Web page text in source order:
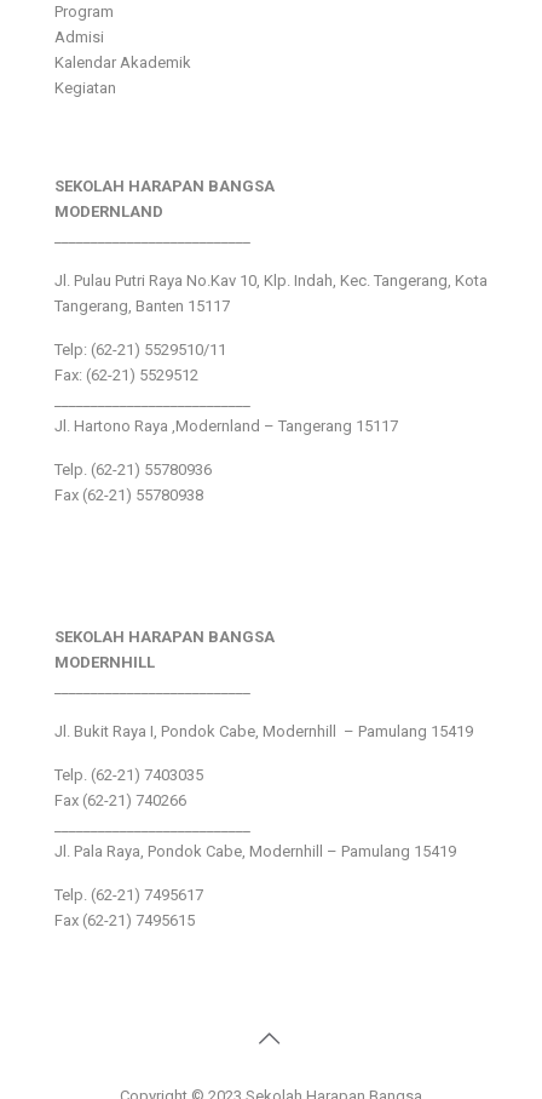
Program
Admisi
Kalendar Akademik
Kegiatan
SEKOLAH HARAPAN BANGSA
MODERNLAND
Jl. Pulau Putri Raya No.Kav 10, Klp. Indah, Kec. Tangerang, Kota
Tangerang, Banten 15117
Telp: (62-21) 5529510/11
Fax: (62-21) 5529512
Jl. Hartono Raya ,Modernland – Tangerang 15117
Telp. (62-21) 55780936
Fax (62-21) 55780938
SEKOLAH HARAPAN BANGSA
MODERNHILL
Jl. Bukit Raya I, Pondok Cabe, Modernhill – Pamulang 15419
Telp. (62-21) 7403035
Fax (62-21) 740266
Jl. Pala Raya, Pondok Cabe, Modernhill – Pamulang 15419
Telp. (62-21) 7495617
Fax (62-21) 7495615